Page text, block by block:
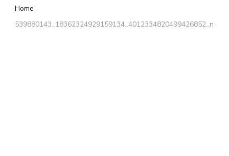
Home
539880143_18362324929159134_4012334820499426852_n